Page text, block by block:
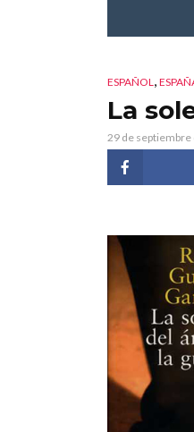
ESPAÑOL,
La
29 de septiembre